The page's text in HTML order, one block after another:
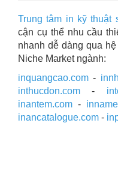
Trung tâm in kỹ thuật
cận cụ thể nhu cầu
nhanh dễ dàng qua
Niche Market ngành:
inquangcao.com -
inthucdon.com -
inantem.com -
inancatalogue.com -